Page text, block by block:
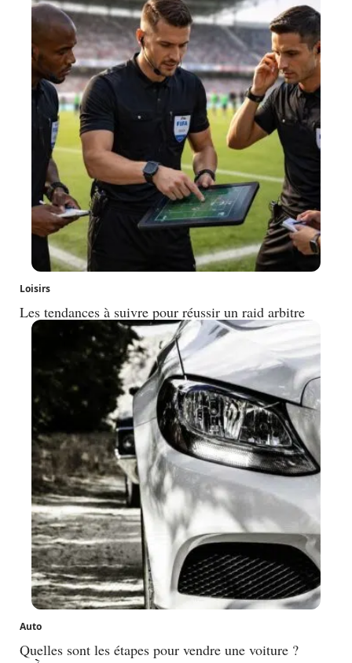
Loisirs
Les tendances à suivre pour réussir un raid arbitre
Auto
Quelles sont les étapes pour vendre une voiture ?